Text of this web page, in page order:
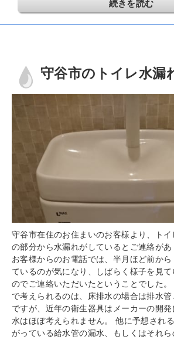
続きを読む
守谷市のトイレ水漏
守谷市在住のお住まいのお客様より、ト
の部分から水漏れがしているとご連絡があ
お客様からのお電話では、半月ほど前か
ているのが気になり、しばらく様子を見
のでご連絡いただいたということでした
で考えられるのは、床排水の場合は排水
ですが、近年の衛生器具はメーカーの開
水はほぼ考えられません。 他に予想され
がっている給水管の漏水、もしくはそれ